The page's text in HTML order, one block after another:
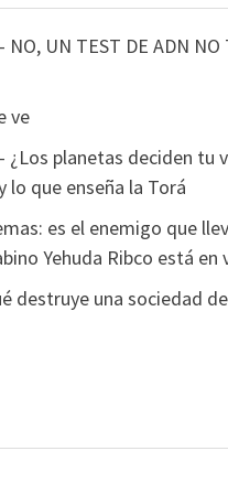
UN TEST DE ADN NO
ve
¿Los planetas deciden tu
que enseña la Torá
es el enemigo que
Yehuda Ribco está en
destruye una sociedad